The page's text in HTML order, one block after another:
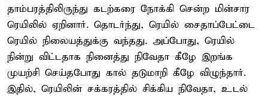
தாம்பரத்திலிருந்து கடற்கரை நோக்கி சென்ற மின்சார
ரெயிலில் ஏறினார். தொடர்ந்து, ரெயில் சைதாப்பேட்டை
ரெயில் நிலையத்துக்கு வந்தது. அப்போது, ரெயில்
நின்று விட்டதாக நினைத்து நிவேதா கீழே இறங்க
முயற்சி செய்தபோது கால் தடுமாறி கீழே விழுந்தார்.
இதில், ரெயிலின் சக்கரத்தில் சிக்கிய நிவேதா, உடல்